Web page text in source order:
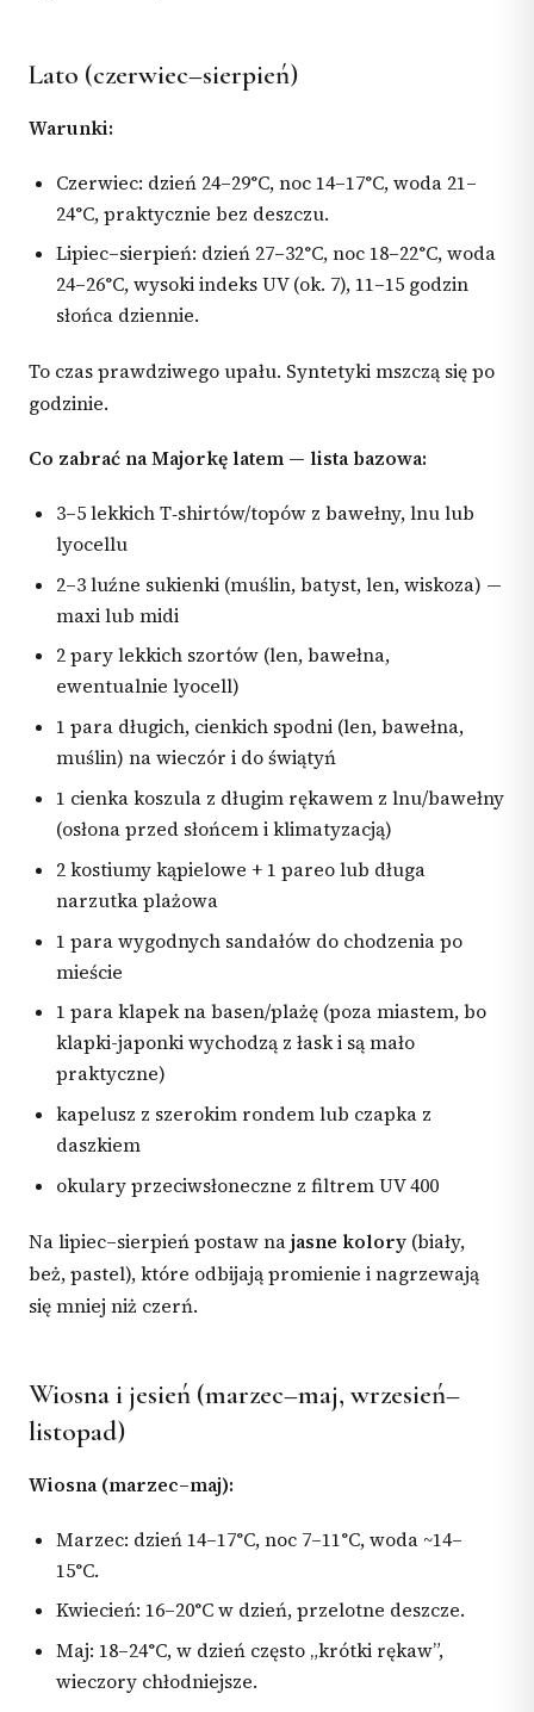
Lato (czerwiec–sierpień)
Warunki:
Czerwiec: dzień 24–29°C, noc 14–17°C, woda 21–
24°C, praktycznie bez deszczu.
Lipiec–sierpień: dzień 27–32°C, noc 18–22°C, woda
24–26°C, wysoki indeks UV (ok. 7), 11–15 godzin
słońca dziennie.
To czas prawdziwego upału. Syntetyki mszczą się po
godzinie.
Co zabrać na Majorkę latem — lista bazowa:
3–5 lekkich T‑shirtów/topów z bawełny, lnu lub
lyocellu
2–3 luźne sukienki (muślin, batyst, len, wiskoza) —
maxi lub midi
2 pary lekkich szortów (len, bawełna,
ewentualnie lyocell)
1 para długich, cienkich spodni (len, bawełna,
muślin) na wieczór i do świątyń
1 cienka koszula z długim rękawem z lnu/bawełny
(osłona przed słońcem i klimatyzacją)
2 kostiumy kąpielowe + 1 pareo lub długa
narzutka plażowa
1 para wygodnych sandałów do chodzenia po
mieście
1 para klapek na basen/plażę (poza miastem, bo
klapki-japonki wychodzą z łask i są mało
praktyczne)
kapelusz z szerokim rondem lub czapka z
daszkiem
okulary przeciwsłoneczne z filtrem UV 400
Na lipiec–sierpień postaw najasne kolory (biały,
beż, pastel), które odbijają promienie i nagrzewają
się mniej niż czerń.
Wiosna i jesień (marzec–maj, wrzesień–
listopad)
Wiosna (marzec–maj):
Marzec: dzień 14–17°C, noc 7–11°C, woda ~14–
15°C.
Kwiecień: 16–20°C w dzień, przelotne deszcze.
Maj: 18–24°C, w dzień często „krótki rękaw”,
wieczory chłodniejsze.